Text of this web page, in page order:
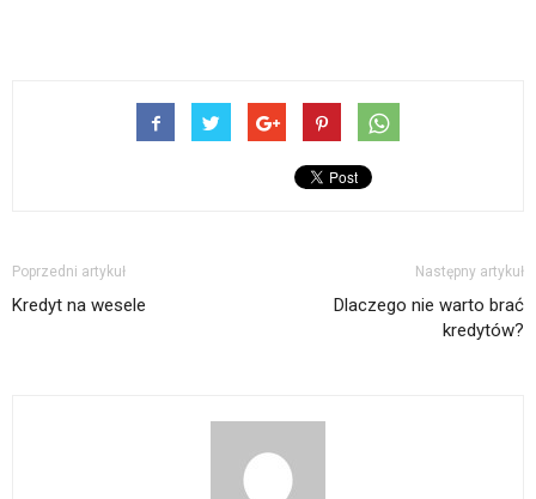
Poprzedni artykuł
Kredyt na wesele
Następny artykuł
Dlaczego nie warto brać
kredytów?